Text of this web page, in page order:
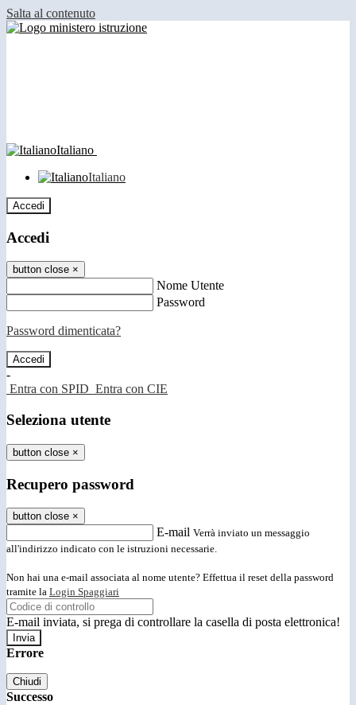
Salta al contenuto
Italiano
Italiano
Accedi
Accedi
button close ×
Nome Utente
Password
Password dimenticata?
-
Entra con SPID Entra con CIE
Seleziona utente
button close ×
Recupero password
button close ×
E-mail Verrà inviato un messaggio
all'indirizzo indicato con le istruzioni necessarie.
Non hai una e-mail associata al nome utente? Effettua il reset della password
tramite la Login Spaggiari
E-mail inviata, si prega di controllare la casella di posta elettronica!
Errore
Chiudi
Successo